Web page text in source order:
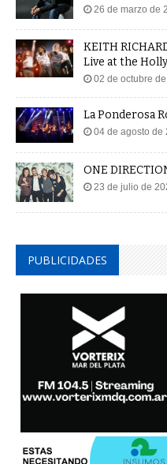
26 de marzo de
KEITH
Live at the
02 de octubre de
La Ponderosa
04 de agosto de
ONE
23 de julio de
PUBLICIDADES